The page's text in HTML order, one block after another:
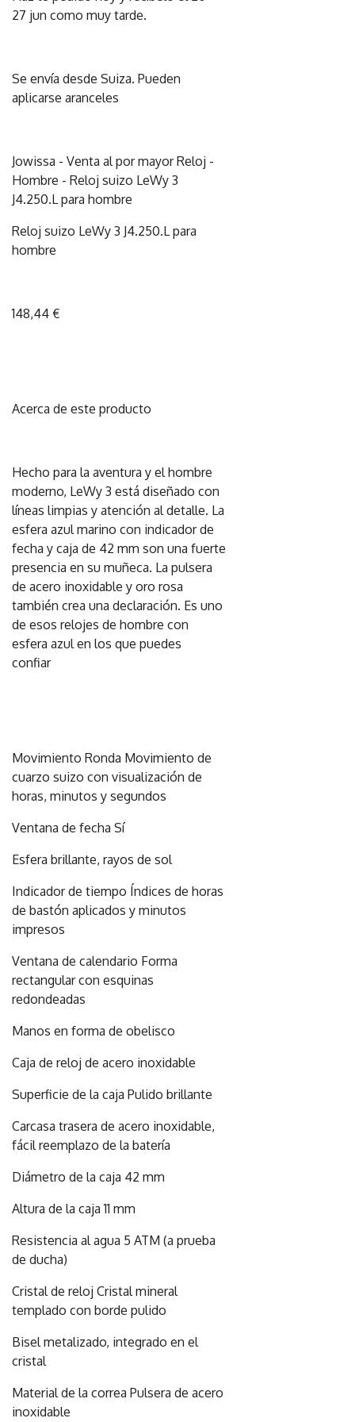
27 jun como muy tarde.
Se envía desde Suiza. Pueden
aplicarse aranceles
Jowissa - Venta al por mayor Reloj -
Hombre - Reloj suizo LeWy 3
J4.250.L para hombre
Reloj suizo LeWy 3 J4.250.L para
hombre
148,44 €
Acerca de este producto
Hecho para la aventura y el hombre
moderno, LeWy 3 está diseñado con
líneas limpias y atención al detalle. La
esfera azul marino con indicador de
fecha y caja de 42 mm son una fuerte
presencia en su muñeca. La pulsera
de acero inoxidable y oro rosa
también crea una declaración. Es uno
de esos relojes de hombre con
esfera azul en los que puedes
confiar
Movimiento Ronda Movimiento de
cuarzo suizo con visualización de
horas, minutos y segundos
Ventana de fecha Sí
Esfera brillante, rayos de sol
Indicador de tiempo Índices de horas
de bastón aplicados y minutos
impresos
Ventana de calendario Forma
rectangular con esquinas
redondeadas
Manos en forma de obelisco
Caja de reloj de acero inoxidable
Superficie de la caja Pulido brillante
Carcasa trasera de acero inoxidable,
fácil reemplazo de la batería
Diámetro de la caja 42 mm
Altura de la caja 11 mm
Resistencia al agua 5 ATM (a prueba
de ducha)
Cristal de reloj Cristal mineral
templado con borde pulido
Bisel metalizado, integrado en el
cristal
Material de la correa Pulsera de acero
inoxidable